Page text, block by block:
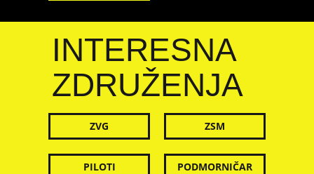
INTERESNA
ZDRUŽENJA
ZVG ZSM
PILOTI PODMORNIČAR